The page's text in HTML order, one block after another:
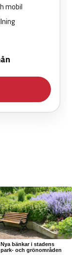
Nya bänkar i stadens
park- och grönområden